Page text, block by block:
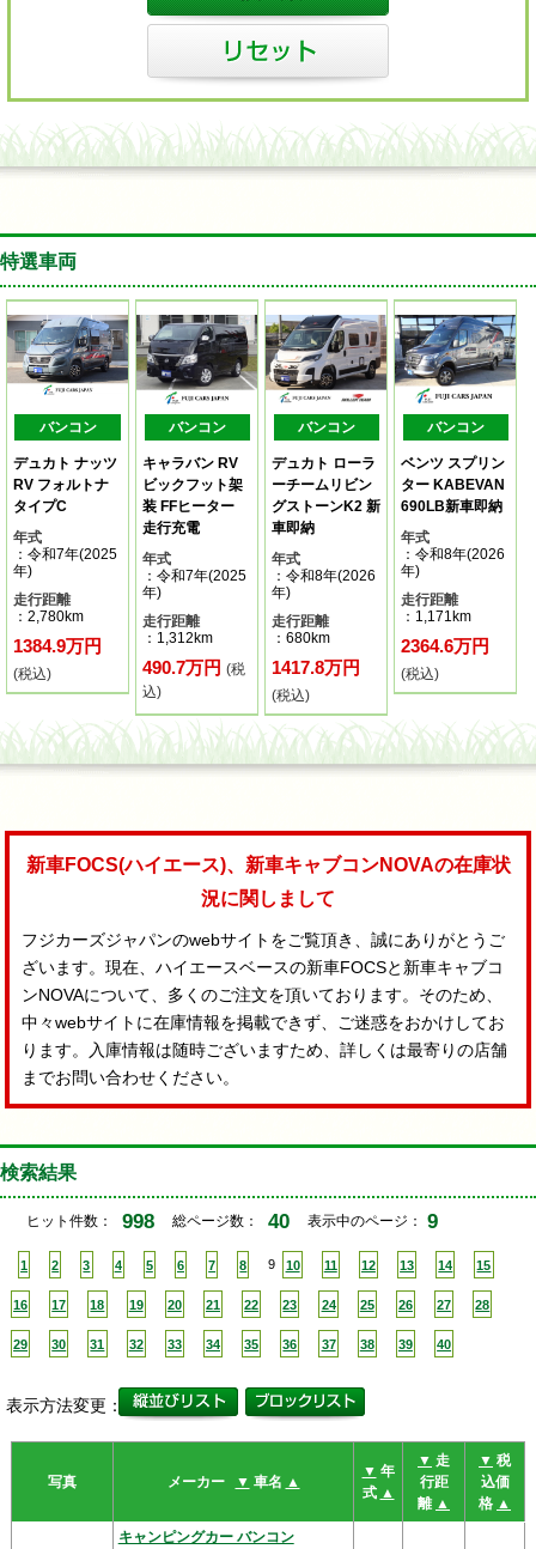
特選車両
バンコン
デュカト ナッツ
RV フォルトナ
タイプC
年式
：令和7年(2025
年)
走行距離
：2,780km
1384.9万円
(税込)
バンコン
キャラバン RV
ビックフット架
装 FFヒーター
走行充電
年式
：令和7年(2025
年)
走行距離
：1,312km
490.7万円(税
込)
バンコン
デュカト ローラ
ーチームリビン
グストーンK2 新
車即納
年式
：令和8年(2026
年)
走行距離
：680km
1417.8万円
(税込)
バンコン
ベンツ スプリン
ター KABEVAN
690LB新車即納
年式
：令和8年(2026
年)
走行距離
：1,171km
2364.6万円
(税込)
新車FOCS(ハイエース)、新車キャブコンNOVAの在庫状
況に関しまして
フジカーズジャパンのwebサイトをご覧頂き、誠にありがとうご
ざいます。現在、ハイエースベースの新車FOCSと新車キャブコ
ンNOVAについて、多くのご注文を頂いております。そのため、
中々webサイトに在庫情報を掲載できず、ご迷惑をおかけしてお
ります。入庫情報は随時ございますため、詳しくは最寄りの店舗
までお問い合わせください。
検索結果
ヒット件数： 998 総ページ数： 40 表示中のページ： 9
1 2 3 4 5 6 7 8 9 10 11 12 13 14 15
16 17 18 19 20 21 22 23 24 25 26 27 28
29 30 31 32 33 34 35 36 37 38 39 40
表示方法変更：
写真 メーカー ▼ 車名 ▲
▼ 年
式 ▲
▼ 走
行距
離 ▲
▼ 税
込価
格 ▲
キャンピングカー バンコン